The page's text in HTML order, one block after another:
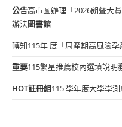
公告高市圖辦理「2026朗聲大
辦法圖書館
轉知115年 度「周產期高風險孕
重要115繁星推薦校內選填說明
HOT註冊組115 學年度大學學